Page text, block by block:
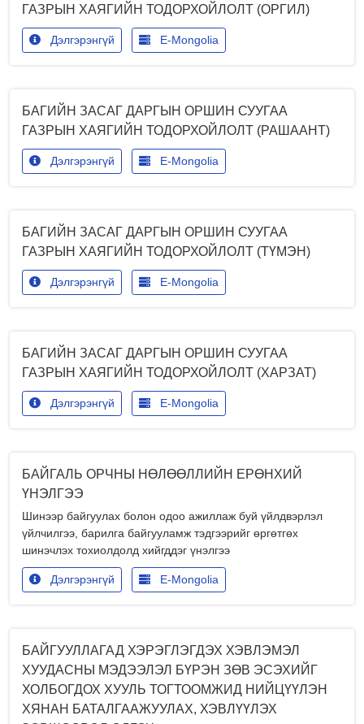
ГАЗРЫН ХАЯГИЙН ТОДОРХОЙЛОЛТ (ОРГИЛ)
Дэлгэрэнгүй E-Mongolia
БАГИЙН ЗАСАГ ДАРГЫН ОРШИН СУУГАА
ГАЗРЫН ХАЯГИЙН ТОДОРХОЙЛОЛТ (РАШААНТ)
Дэлгэрэнгүй E-Mongolia
БАГИЙН ЗАСАГ ДАРГЫН ОРШИН СУУГАА
ГАЗРЫН ХАЯГИЙН ТОДОРХОЙЛОЛТ (ТҮМЭН)
Дэлгэрэнгүй E-Mongolia
БАГИЙН ЗАСАГ ДАРГЫН ОРШИН СУУГАА
ГАЗРЫН ХАЯГИЙН ТОДОРХОЙЛОЛТ (ХАРЗАТ)
Дэлгэрэнгүй E-Mongolia
БАЙГАЛЬ ОРЧНЫ НӨЛӨӨЛЛИЙН ЕРӨНХИЙ
ҮНЭЛГЭЭ
Шинээр байгуулах болон одоо ажиллаж буй үйлдвэрлэл
үйлчилгээ, барилга байгууламж тэдгээрийг өргөтгөх
шинэчлэх тохиолдолд хийгддэг үнэлгээ
Дэлгэрэнгүй E-Mongolia
БАЙГУУЛЛАГАД ХЭРЭГЛЭГДЭХ ХЭВЛЭМЭЛ
ХУУДАСНЫ МЭДЭЭЛЭЛ БҮРЭН ЗӨВ ЭСЭХИЙГ
ХОЛБОГДОХ ХУУЛЬ ТОГТООМЖИД НИЙЦҮҮЛЭН
ХЯНАН БАТАЛГААЖУУЛАХ, ХЭВЛҮҮЛЭХ